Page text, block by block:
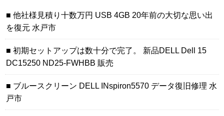
他社様見積り十数万円 USB 4GB 20年前の大切な思い出
を復元 水戸市
初期セットアップは数十分で完了。 新品DELL Dell 15
DC15250 ND25-FWHBB 販売
ブルースクリーン DELL INspiron5570 データ復旧修理 水
戸市